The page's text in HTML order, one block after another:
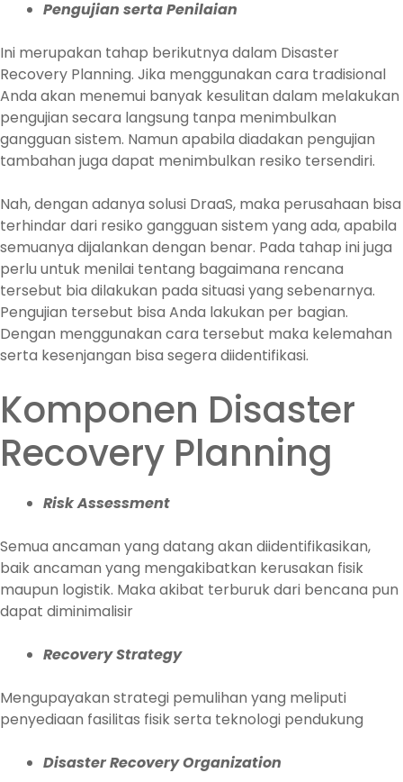
Pengujian serta Penilaian
Ini merupakan tahap berikutnya dalam Disaster
Recovery Planning. Jika menggunakan cara tradisional
Anda akan menemui banyak kesulitan dalam melakukan
pengujian secara langsung tanpa menimbulkan
gangguan sistem. Namun apabila diadakan pengujian
tambahan juga dapat menimbulkan resiko tersendiri.
Nah, dengan adanya solusi DraaS, maka perusahaan bisa
terhindar dari resiko gangguan sistem yang ada, apabila
semuanya dijalankan dengan benar. Pada tahap ini juga
perlu untuk menilai tentang bagaimana rencana
tersebut bia dilakukan pada situasi yang sebenarnya.
Pengujian tersebut bisa Anda lakukan per bagian.
Dengan menggunakan cara tersebut maka kelemahan
serta kesenjangan bisa segera diidentifikasi.
Komponen Disaster
Recovery Planning
Risk Assessment
Semua ancaman yang datang akan diidentifikasikan,
baik ancaman yang mengakibatkan kerusakan fisik
maupun logistik. Maka akibat terburuk dari bencana pun
dapat diminimalisir
Recovery Strategy
Mengupayakan strategi pemulihan yang meliputi
penyediaan fasilitas fisik serta teknologi pendukung
Disaster Recovery Organization